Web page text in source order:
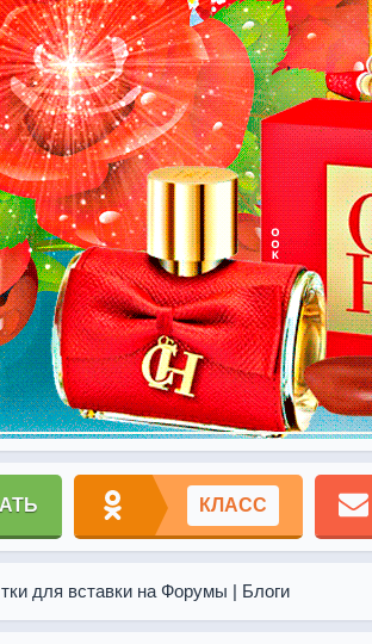
КЛАСС
для вставки на Форумы | Блоги